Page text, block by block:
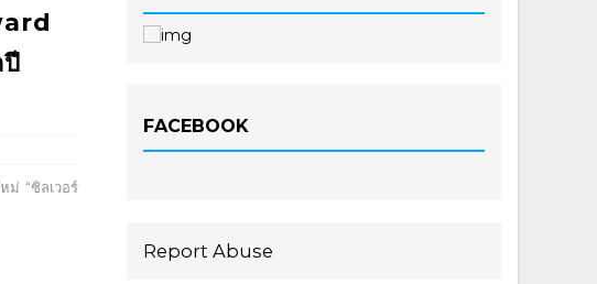
ม่ “ซิลเวอร์
FACEBOOK
Report Abuse